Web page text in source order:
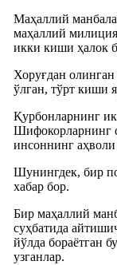
Маҳаллий
маҳаллий
икки киши ҳалок
Хоруғдан
ўлган, тўрт киши
Қурбонларнинг
Шифокорларнинг
инсоннинг аҳволи
Шунингдек, бир
хабар бор.
Бир маҳаллий
суҳбатида
йўлда бораётган
узганлар.